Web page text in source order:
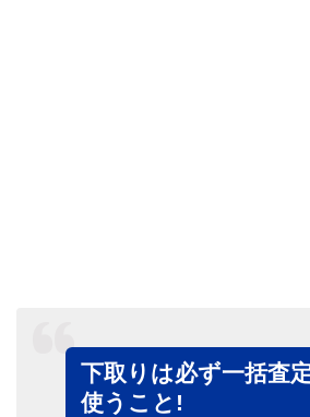
下取りは必ず一括査
使うこと!